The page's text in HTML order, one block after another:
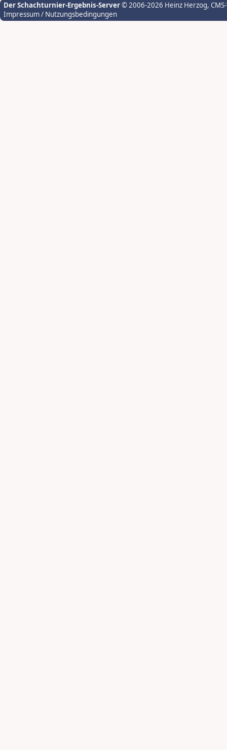
Der Schachturnier-Ergebnis-Server© 2006-2026 Heinz Herzog,
Impressum / Nutzungsbedingungen